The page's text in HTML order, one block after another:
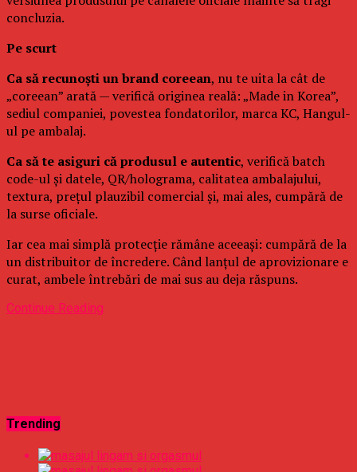
concluzia.
Pe scurt
Ca să recunoști un brand coreean, nu te uita la cât de
„coreean” arată — verifică originea reală: „Made in Korea”,
sediul companiei, povestea fondatorilor, marca KC, Hangul-
ul pe ambalaj.
Ca să te asiguri că produsul e autentic, verifică batch
code-ul și datele, QR/holograma, calitatea ambalajului,
textura, prețul plauzibil comercial și, mai ales, cumpără de
la surse oficiale.
Iar cea mai simplă protecție rămâne aceeași: cumpără de la
un distribuitor de încredere. Când lanțul de aprovizionare e
curat, ambele întrebări de mai sus au deja răspuns.
Continue Reading
Trending